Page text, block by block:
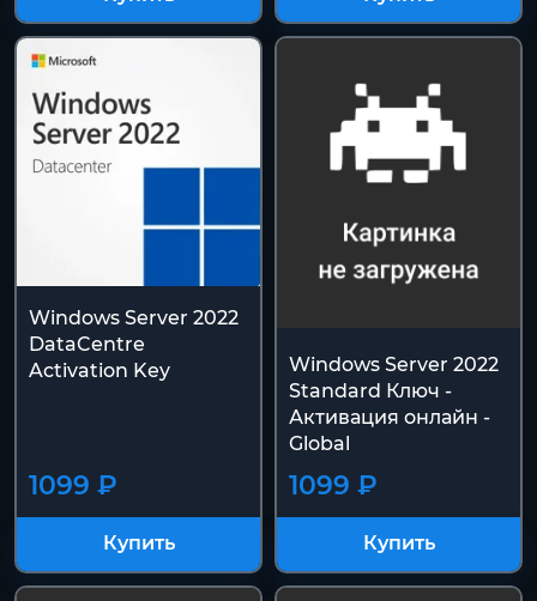
Windows Server 2022
DataCentre
Activation Key
1099 ₽
Купить
Windows Server 2022
Standard Ключ -
Активация онлайн -
Global
1099 ₽
Купить